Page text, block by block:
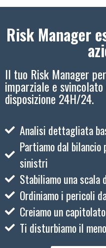
Risk Manager
Il tuo Risk Manager
imparziale e
disposizione 24H/24.
Analisi dettagliata
Partiamo dal
sinistri
Stabiliamo una
Ordiniamo i pericoli
Creiamo un
Ti disturbiamo il